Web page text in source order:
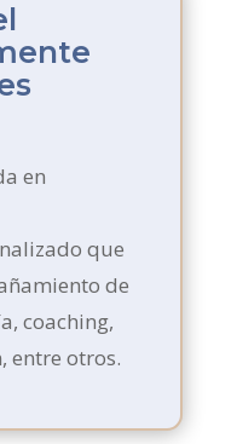
en
que
de
coaching,
entre otros.